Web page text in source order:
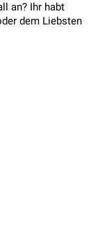
an? Ihr habt
dem Liebsten